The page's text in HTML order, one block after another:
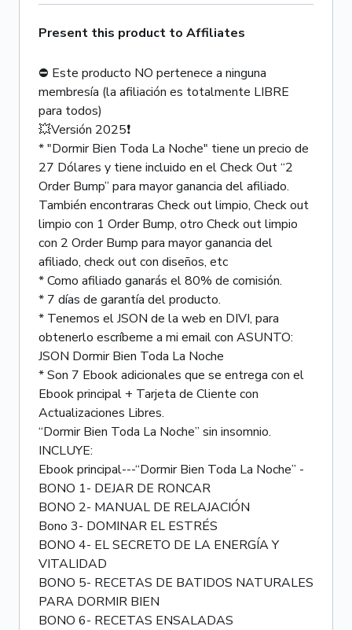
Present this product to Affiliates
⛔ Este producto NO pertenece a ninguna
membresía (la afiliación es totalmente LIBRE
para todos)
💥Versión 2025❗
* "Dormir Bien Toda La Noche" tiene un precio de
27 Dólares y tiene incluido en el Check Out “2
Order Bump” para mayor ganancia del afiliado.
También encontraras Check out limpio, Check out
limpio con 1 Order Bump, otro Check out limpio
con 2 Order Bump para mayor ganancia del
afiliado, check out con diseños, etc
* Como afiliado ganarás el 80% de comisión.
* 7 días de garantía del producto.
* Tenemos el JSON de la web en DIVI, para
obtenerlo escríbeme a mi email con ASUNTO:
JSON Dormir Bien Toda La Noche
* Son 7 Ebook adicionales que se entrega con el
Ebook principal + Tarjeta de Cliente con
Actualizaciones Libres.
“Dormir Bien Toda La Noche” sin insomnio.
INCLUYE:
Ebook principal---“Dormir Bien Toda La Noche” -
BONO 1- DEJAR DE RONCAR
BONO 2- MANUAL DE RELAJACIÓN
Bono 3- DOMINAR EL ESTRÉS
BONO 4- EL SECRETO DE LA ENERGÍA Y
VITALIDAD
BONO 5- RECETAS DE BATIDOS NATURALES
PARA DORMIR BIEN
BONO 6- RECETAS ENSALADAS